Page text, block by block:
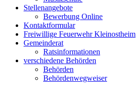
Stellenangebote
Bewerbung Online
Kontaktformular
Freiwillige Feuerwehr Kleinostheim
Gemeinderat
Ratsinformationen
verschiedene Behörden
Behörden
Behördenwegweiser